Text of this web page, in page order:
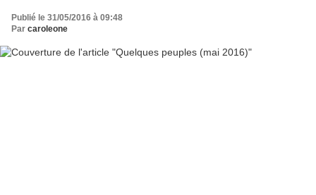
Publié le 31/05/2016 à 09:48
Par caroleone